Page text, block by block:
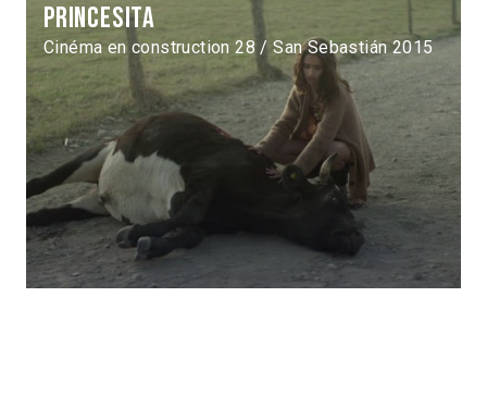
Princesita
Cinéma en construction 28 / San Sebastián 2015